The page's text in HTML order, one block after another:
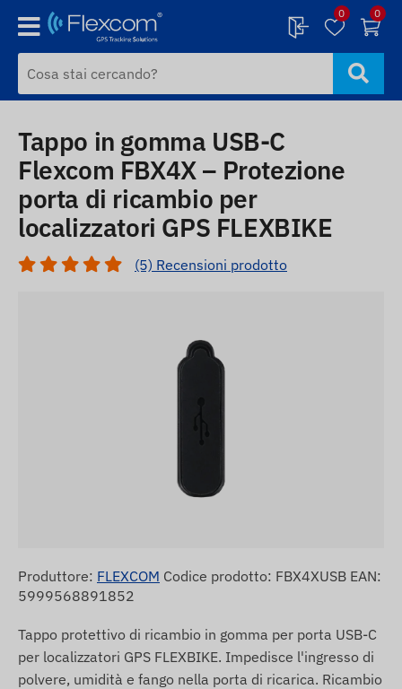
0 0
Tappo in gomma USB-C
Flexcom FBX4X – Protezione
porta di ricambio per
localizzatori GPS FLEXBIKE
(5) Recensioni prodotto
Produttore: FLEXCOM Codice prodotto: FBX4XUSB EAN:
5999568891852
Tappo protettivo di ricambio in gomma per porta USB-C
per localizzatori GPS FLEXBIKE. Impedisce l'ingresso di
polvere, umidità e fango nella porta di ricarica. Ricambio